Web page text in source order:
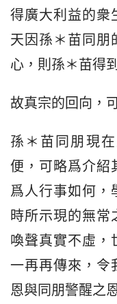
得廣大利益的衆
天因孫＊苗同朋
心，則孫＊苗得
故真宗的回向，
孫＊苗同朋現
便，可略爲介紹
爲人行事如何，
時所示現的無常
喚聲真實不虛，
一再再傳來，令
恩與同朋警醒之